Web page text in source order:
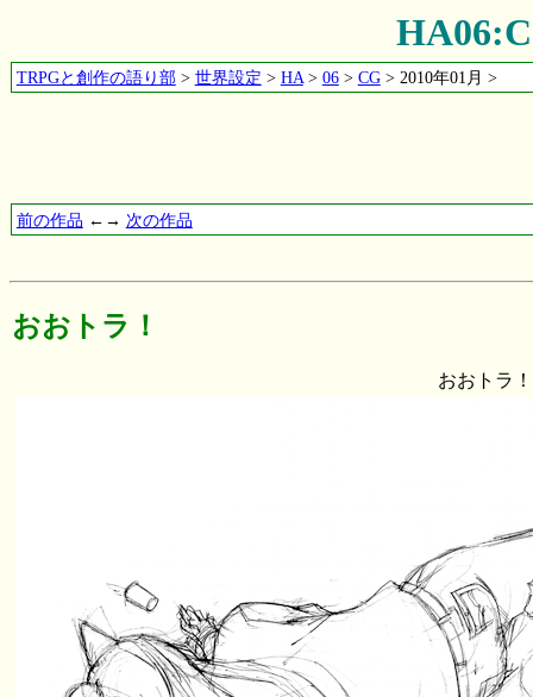
TRPGと創作の語り部> 世界設定 > HA> 06> CG> 2010年01月 >
前の作品 ←→ 次の作品
おおトラ！
おおトラ